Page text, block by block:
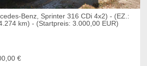
Benz, Sprinter 316 CDi 4x2) - (EZ.:
km) - (Startpreis: 3.000,00 EUR)
€